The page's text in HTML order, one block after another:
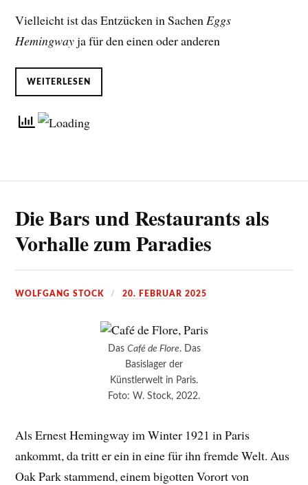
Vielleicht ist das Entzücken in SachenEggs
Hemingwayja für den einen oder anderen
WEITERLESEN
Die Bars und Restaurants als
Vorhalle zum Paradies
WOLFGANG STOCK 20. FEBRUAR 2025
Das Café de Flore. Das
Basislager der
Künstlerwelt in Paris.
Foto: W. Stock, 2022.
Als Ernest Hemingway im Winter 1921 in Paris
ankommt, da tritt er ein in eine für ihn fremde Welt. Aus
Oak Park stammend, einem bigotten Vorort von